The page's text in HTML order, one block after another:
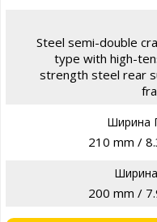
Steel semi-double
type with high-
strength steel rear
Ширина
210 mm /
200 mm /